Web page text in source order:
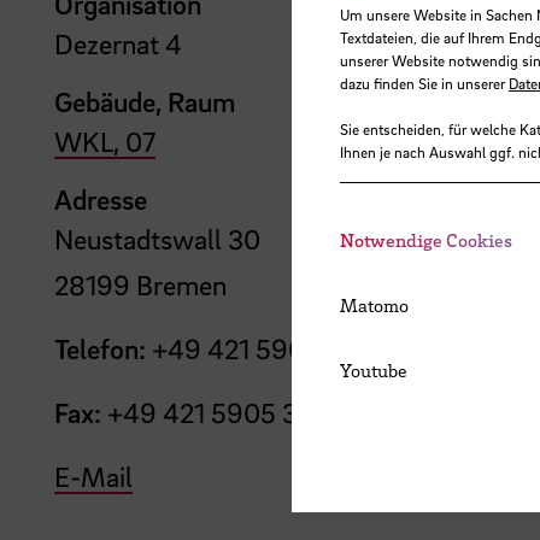
Dezernat 4
Gebäude, Raum
WKL, 07
Adresse
Neustadtswall 30
28199 Bremen
Telefon: +49 421 5905 3651
Fax: +49 421 5905 3732
E-Mail
Um unsere Website in
Textdateien, die auf Ihrem
unserer Website notwendig
dazu finden Sie in unserer
Sie entscheiden, für welche
Ihnen je nach Auswahl ggf.
Notwendige Cookies
Matomo
Youtube